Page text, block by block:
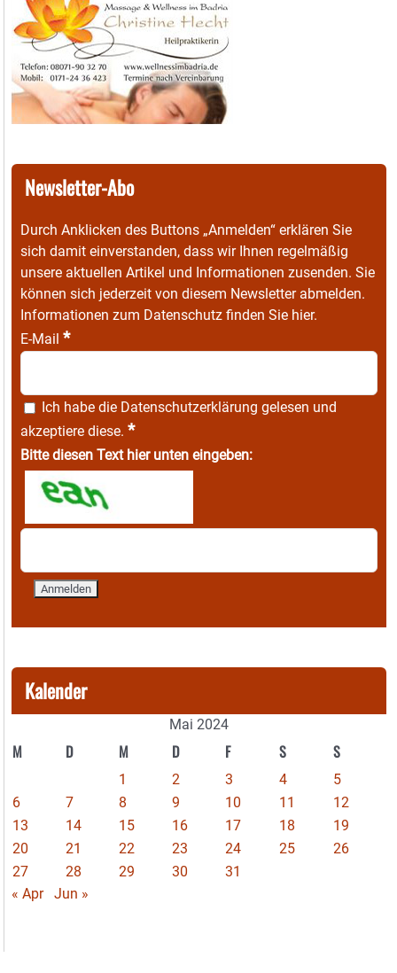
Newsletter-Abo
Durch Anklicken des Buttons „Anmelden“ erklären Sie
sich damit einverstanden, dass wir Ihnen regelmäßig
unsere aktuellen Artikel und Informationen zusenden. Sie
können sich jederzeit von diesem Newsletter abmelden.
Informationen zum Datenschutz finden Sie hier.
E-Mail *
Ich habe die Datenschutzerklärung gelesen und
akzeptiere diese. *
Bitte diesen Text hier unten eingeben:
Kalender
Mai 2024
M D M D F S S
1 2 3 4
5
6
7 8 9 10 11
12
13
14 15 16 17 18
19
20
21 22 23 24 25
26
27
28 29 30
31
« Apr
Jun »